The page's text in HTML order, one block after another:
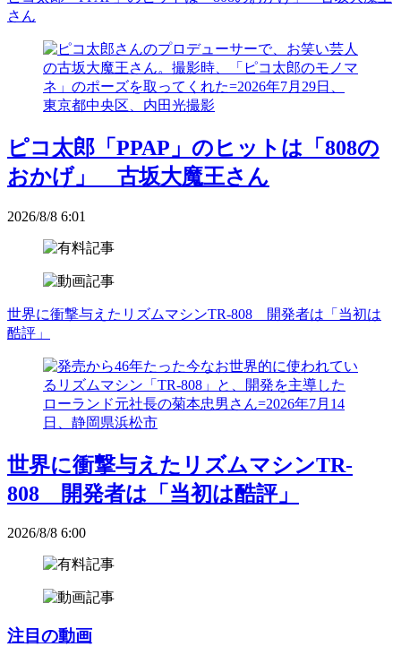
さん
ピコ太郎「PPAP」のヒットは「808の
おかげ」 古坂大魔王さん
2026/8/8 6:01
世界に衝撃与えたリズムマシンTR-808 開発者は「当初は
酷評」
世界に衝撃与えたリズムマシンTR-
808 開発者は「当初は酷評」
2026/8/8 6:00
注目の動画